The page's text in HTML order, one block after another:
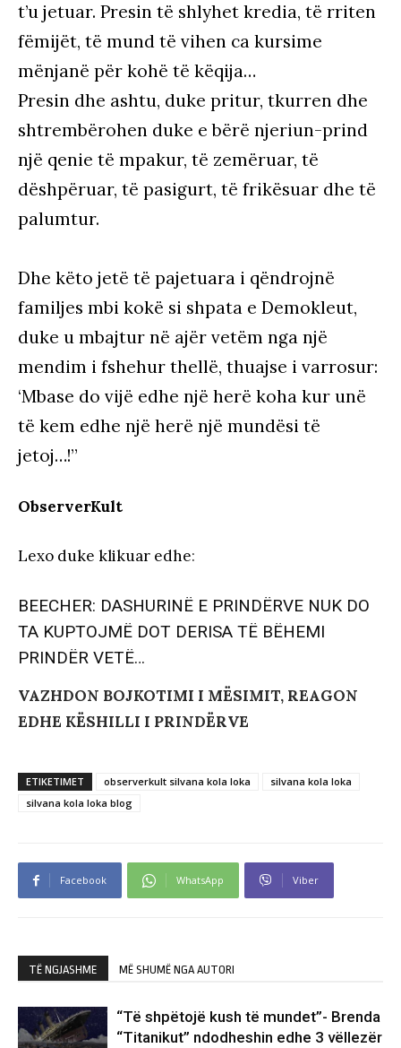
t’u jetuar. Presin të shlyhet kredia, të rriten
fëmijët, të mund të vihen ca kursime
mënjanë për kohë të këqija…
Presin dhe ashtu, duke pritur, tkurren dhe
shtrembërohen duke e bërë njeriun-prind
një qenie të mpakur, të zemëruar, të
dëshpëruar, të pasigurt, të frikësuar dhe të
palumtur.
Dhe këto jetë të pajetuara i qëndrojnë
familjes mbi kokë si shpata e Demokleut,
duke u mbajtur në ajër vetëm nga një
mendim i fshehur thellë, thuajse i varrosur:
‘Mbase do vijë edhe një herë koha kur unë
të kem edhe një herë një mundësi të
jetoj…!”
ObserverKult
Lexo duke klikuar edhe:
BEECHER: DASHURINË E PRINDËRVE NUK DO
TA KUPTOJMË DOT DERISA TË BËHEMI
PRINDËR VETË…
VAZHDON BOJKOTIMI I MËSIMIT, REAGON
EDHE KËSHILLI I PRINDËRVE
ETIKETIMET observerkult silvana kola loka
silvana kola loka
silvana kola loka blog
Facebook WhatsApp Viber
TË NGJASHME MË SHUMË NGA AUTORI
“Të shpëtojë kush të mundet”- Brenda
“Titanikut” ndodheshin edhe 3 vëllezër